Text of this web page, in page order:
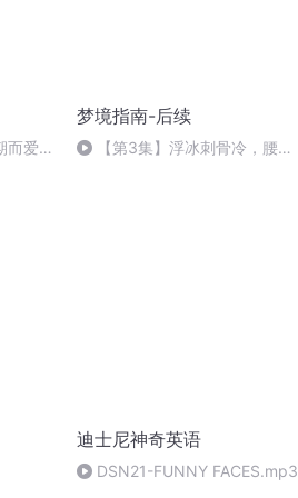
而爱）
梦境指南-后续
【第3集】浮冰刺骨冷，腰间
迪士尼神奇英语
DSN21-FUNNY FACES.mp3